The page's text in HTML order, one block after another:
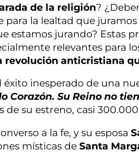
de la religión?
para la lealtad que
estamos jurando? Estas
relevantes para
revolución anticristiana
inesperado de una
Corazón. Su Reino no
de su estreno, casi
a la fe, y su esposa
místicas de Santa